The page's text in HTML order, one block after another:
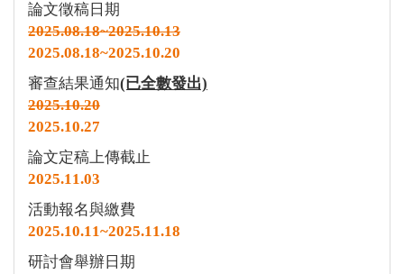
論文徵稿日期
2025.08.18~2025.10.13
2025.08.18~2025.10.20
審查結果通知(已全數發出)
2025.10.20
2025.10.27
論文定稿上傳截止
2025.11.03
活動報名與繳費
2025.10.11~2025.11.18
研討會舉辦日期